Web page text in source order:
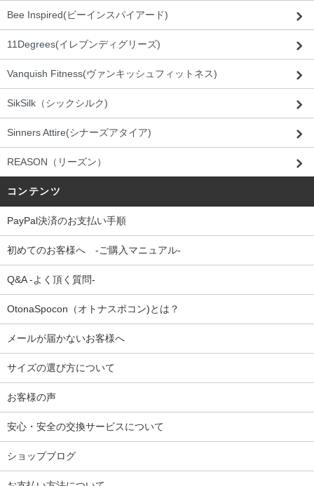
Bee Inspired(ビーインスパイアード)
11Degrees(イレブンディグリーズ)
Vanquish Fitness(ヴァンキッシュフィットネス)
SikSilk（シックシルク)
Sinners Attire(シナーズアタイア)
REASON（リーズン）
コンテンツ
PayPal決済のお支払い手順
初めてのお客様へ -ご購入マニュアル-
Q&A -よく頂く質問-
OtonaSpocon（オトナスポコン)とは？
メールが届かないお客様へ
サイズの選び方について
お客様の声
安心・安全の交換サービスについて
ショップブログ